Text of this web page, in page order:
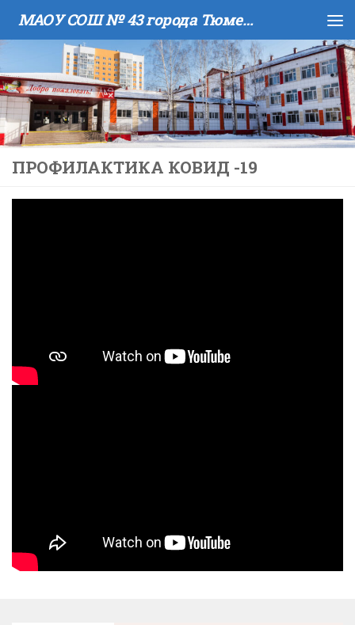
Skip to content МАОУ COШ № 43 города Тюмени имени В.И. Муравленко
ПРОФИЛАКТИКА КОВИД -19